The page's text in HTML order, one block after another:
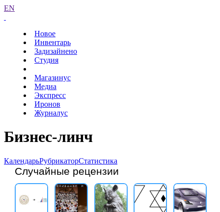
EN
Новое
Инвентарь
Задизайнено
Студия
Магазинус
Медиа
Экспресс
Иронов
Журналус
Бизнес-линч
КалендарьРубрикаторСтатистика
Случайные рецензии